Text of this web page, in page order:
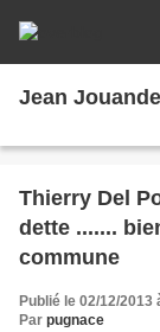
Jean
Thierry Del
dette .......
commune
Publié le 02/12/2013
Par pugnace